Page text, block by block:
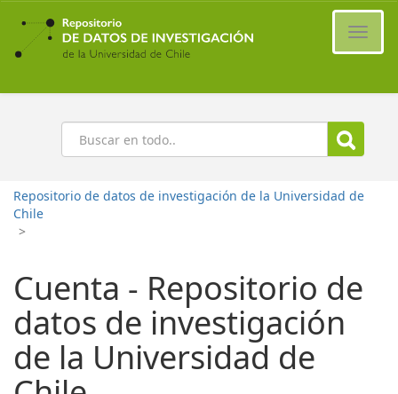
Ir
contenido
principal
Buscar
Repositorio de datos de investigación de la Universidad de
Chile
>
Cuenta - Repositorio de
datos de investigación
de la Universidad de